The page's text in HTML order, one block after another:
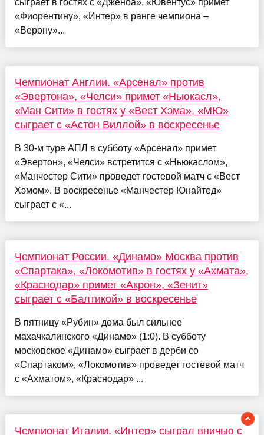
«Фиорентину», «Интер» в ранге чемпиона –
«Верону»...
Чемпионат Англии. «Арсенал» против
«Эвертона», «Челси» примет «Ньюкасл»,
«Ман Сити» в гостях у «Вест Хэма», «МЮ»
сыграет с «Астон Виллой» в воскресенье
В 30-м туре АПЛ в субботу «Арсенал» примет
«Эвертон», «Челси» встретится с «Ньюкаслом»,
«Манчестер Сити» проведет гостевой матч с «Вест
Хэмом». В воскресенье «Манчестер Юнайтед»
сыграет с «...
Чемпионат России. «Динамо» Москва против
«Спартака», «Локомотив» в гостях у «Ахмата»,
«Краснодар» примет «Акрон», «Зенит»
сыграет с «Балтикой» в воскресенье
В пятницу «Рубин» дома был сильнее
махачкалинского «Динамо» (1:0). В субботу
московское «Динамо» сыграет в дерби со
«Спартаком», «Локомотив» проведет гостевой матч
с «Ахматом», «Краснодар» ...
Чемпионат Италии. «Интер» сыграл вничью с